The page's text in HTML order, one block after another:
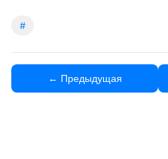
#
← Предыдущая